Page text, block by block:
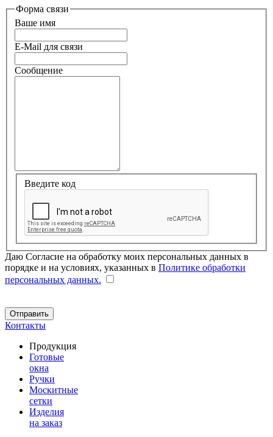
Форма связи
Ваше имя
E-Mail для связи
Сообщение
Введите код
Даю Согласие на обработку моих персональных данных в
порядке и на условиях, указанных в Политике обработки
персональных данных.
Контакты
Продукция
Готовые
окна
Ручки
Москитные
сетки
Изделия
на заказ